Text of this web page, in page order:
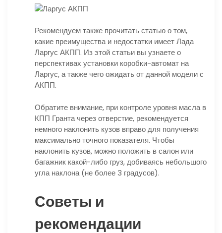
Рекомендуем также прочитать статью о том,
какие преимущества и недостатки имеет Лада
Ларгус АКПП. Из этой статьи вы узнаете о
перспективах установки коробки-автомат на
Ларгус, а также чего ожидать от данной модели с
АКПП.
Обратите внимание, при контроле уровня масла в
КПП Гранта через отверстие, рекомендуется
немного наклонить кузов вправо для получения
максимально точного показателя. Чтобы
наклонить кузов, можно положить в салон или
багажник какой-либо груз, добиваясь небольшого
угла наклона (не более 3 градусов).
Советы и
рекомендации